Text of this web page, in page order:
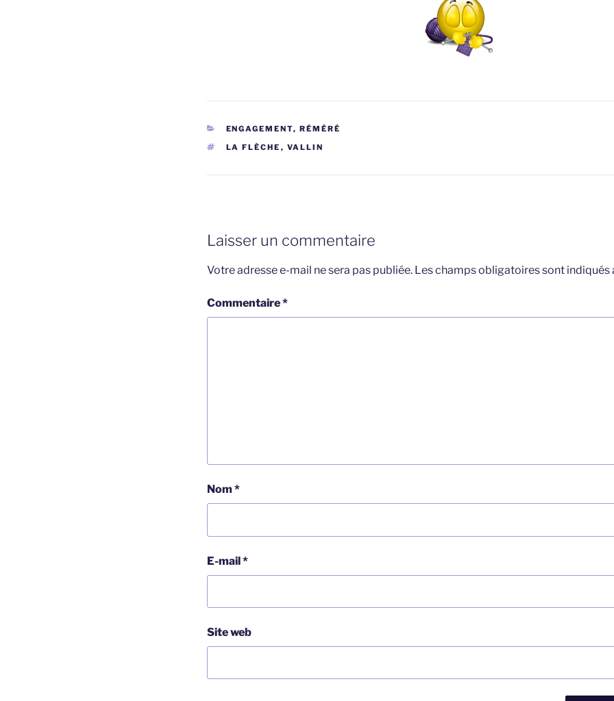
CATÉGORIES
ENGAGEMENT, RÉMÉRÉ
ÉTIQUETTES
LA FLÈCHE , VALLIN
Laisser un commentaire
Votre adresse e-mail ne sera pas publiée. Les champs obligatoires sont indiqués
Commentaire*
Nom *
E-mail*
Site web